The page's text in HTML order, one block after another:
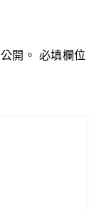
開。 必填欄位